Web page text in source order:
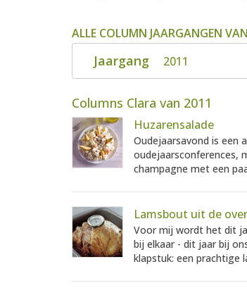
ALLE COLUMN JAARGANGEN
Jaargang 2011
Columns Clara van 2011
Huzarensalade
Oudejaarsavond is een
oudejaarsconferences,
champagne met een
Lamsbout uit de
Voor mij wordt het dit
bij elkaar - dit jaar bij
klapstuk: een prachtige